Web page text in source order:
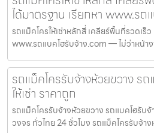
ได้มาตรฐาน เรียกหา www.รถ
รถแม็คโครให้เช่าหลักสี่ เคลียร์พื้นที่รวดเร็
www.รถแบคโฮรับจ้าง.com — ไม่ว่าหน้า
รถแม็คโครรับจ้างห้วยขวาง ร
ให้เช่า ราคาถูก
รถแม็คโครรับจ้างห้วยขวาง รถแบคโฮรับจ้
วงจร ทั่วไทย 24 ชั่วโมง รถแม็คโครรับจ้า